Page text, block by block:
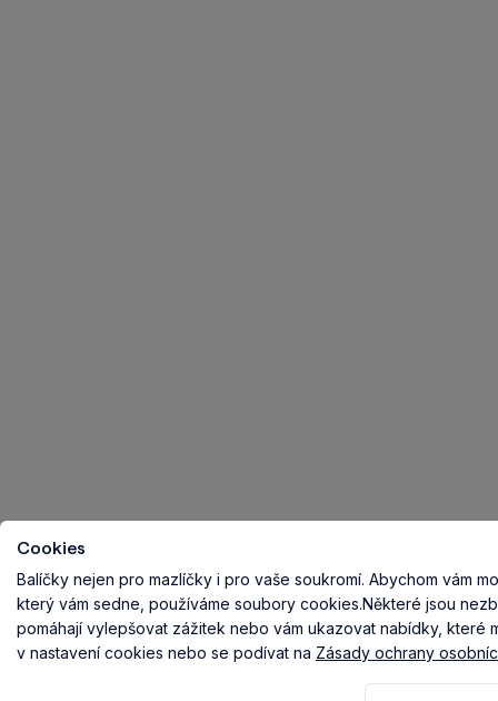
Cookies
Balíčky nejen pro mazlíčky i pro vaše soukromí. Abychom vám
který vám sedne, používáme soubory cookies.Některé jsou
pomáhají vylepšovat zážitek nebo vám ukazovat nabídky, které
v nastavení cookies nebo se podívat na Zásady ochrany